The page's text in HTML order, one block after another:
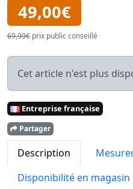
49,00€
69,99€ prix public conseillé
Cet article n'est plus
Entreprise française
Partager
Description
Disponibilité en magasin